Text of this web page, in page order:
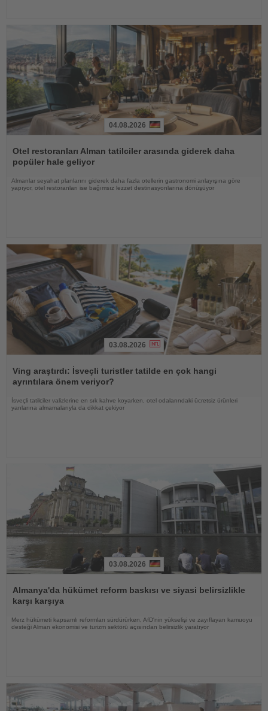
Oku
04.08.2026
Otel restoranları Alman tatilciler arasında giderek daha
popüler hale geliyor
Almanlar seyahat planlarını giderek daha fazla otellerin gastronomi anlayışına göre
yapıyor, otel restoranları ise bağımsız lezzet destinasyonlarına dönüşüyor
Oku
03.08.2026
Ving araştırdı: İsveçli turistler tatilde en çok hangi
ayrıntılara önem veriyor?
İsveçli tatilciler valizlerine en sık kahve koyarken, otel odalarındaki ücretsiz ürünleri
yanlarına almamalarıyla da dikkat çekiyor
Oku
03.08.2026
Almanya'da hükümet reform baskısı ve siyasi belirsizlikle
karşı karşıya
Merz hükümeti kapsamlı reformları sürdürürken, AfD'nin yükselişi ve zayıflayan kamuoyu
desteği Alman ekonomisi ve turizm sektörü açısından belirsizlik yaratıyor